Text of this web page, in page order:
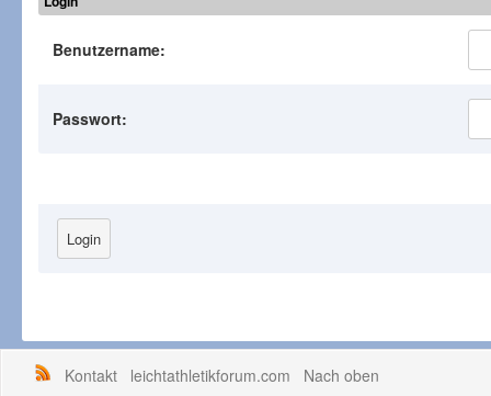
Benutzername:
Passwort:
Kontakt leichtathletikforum.com
Nach oben